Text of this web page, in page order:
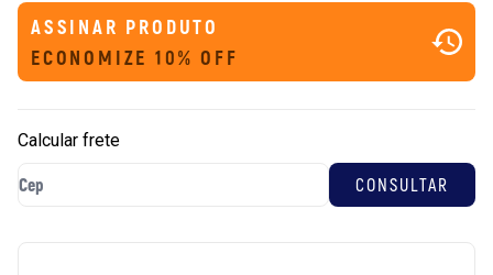
ASSINAR PRODUTO
ECONOMIZE 10% OFF
Calcular frete